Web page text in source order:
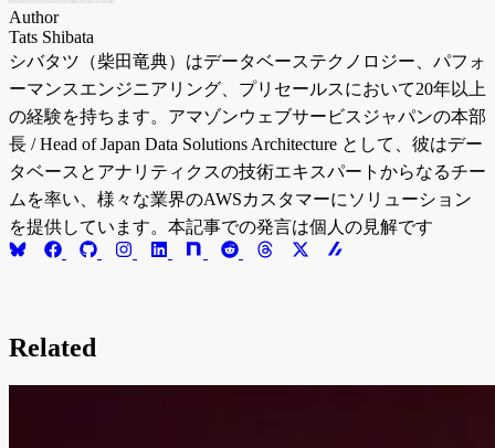
Author
Tats Shibata
シバタツ（柴田竜典）はデータベーステクノロジー、パフォ
ーマンスエンジニアリング、プリセールスにおいて20年以上
の経験を持ちます。アマゾンウェブサービスジャパンの本部
長 / Head of Japan Data Solutions Architecture として、彼はデー
タベースとアナリティクスの技術エキスパートからなるチー
ムを率い、様々な業界のAWSカスタマーにソリューション
を提供しています。本記事での発言は個人の見解です
Related